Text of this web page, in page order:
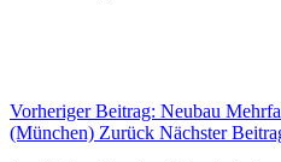
Vorheriger Beitrag: Neubau
(München) Zurück Nächster